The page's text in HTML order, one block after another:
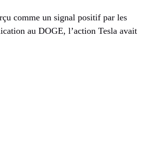
comme un signal positif par les
au DOGE, l’action Tesla avait